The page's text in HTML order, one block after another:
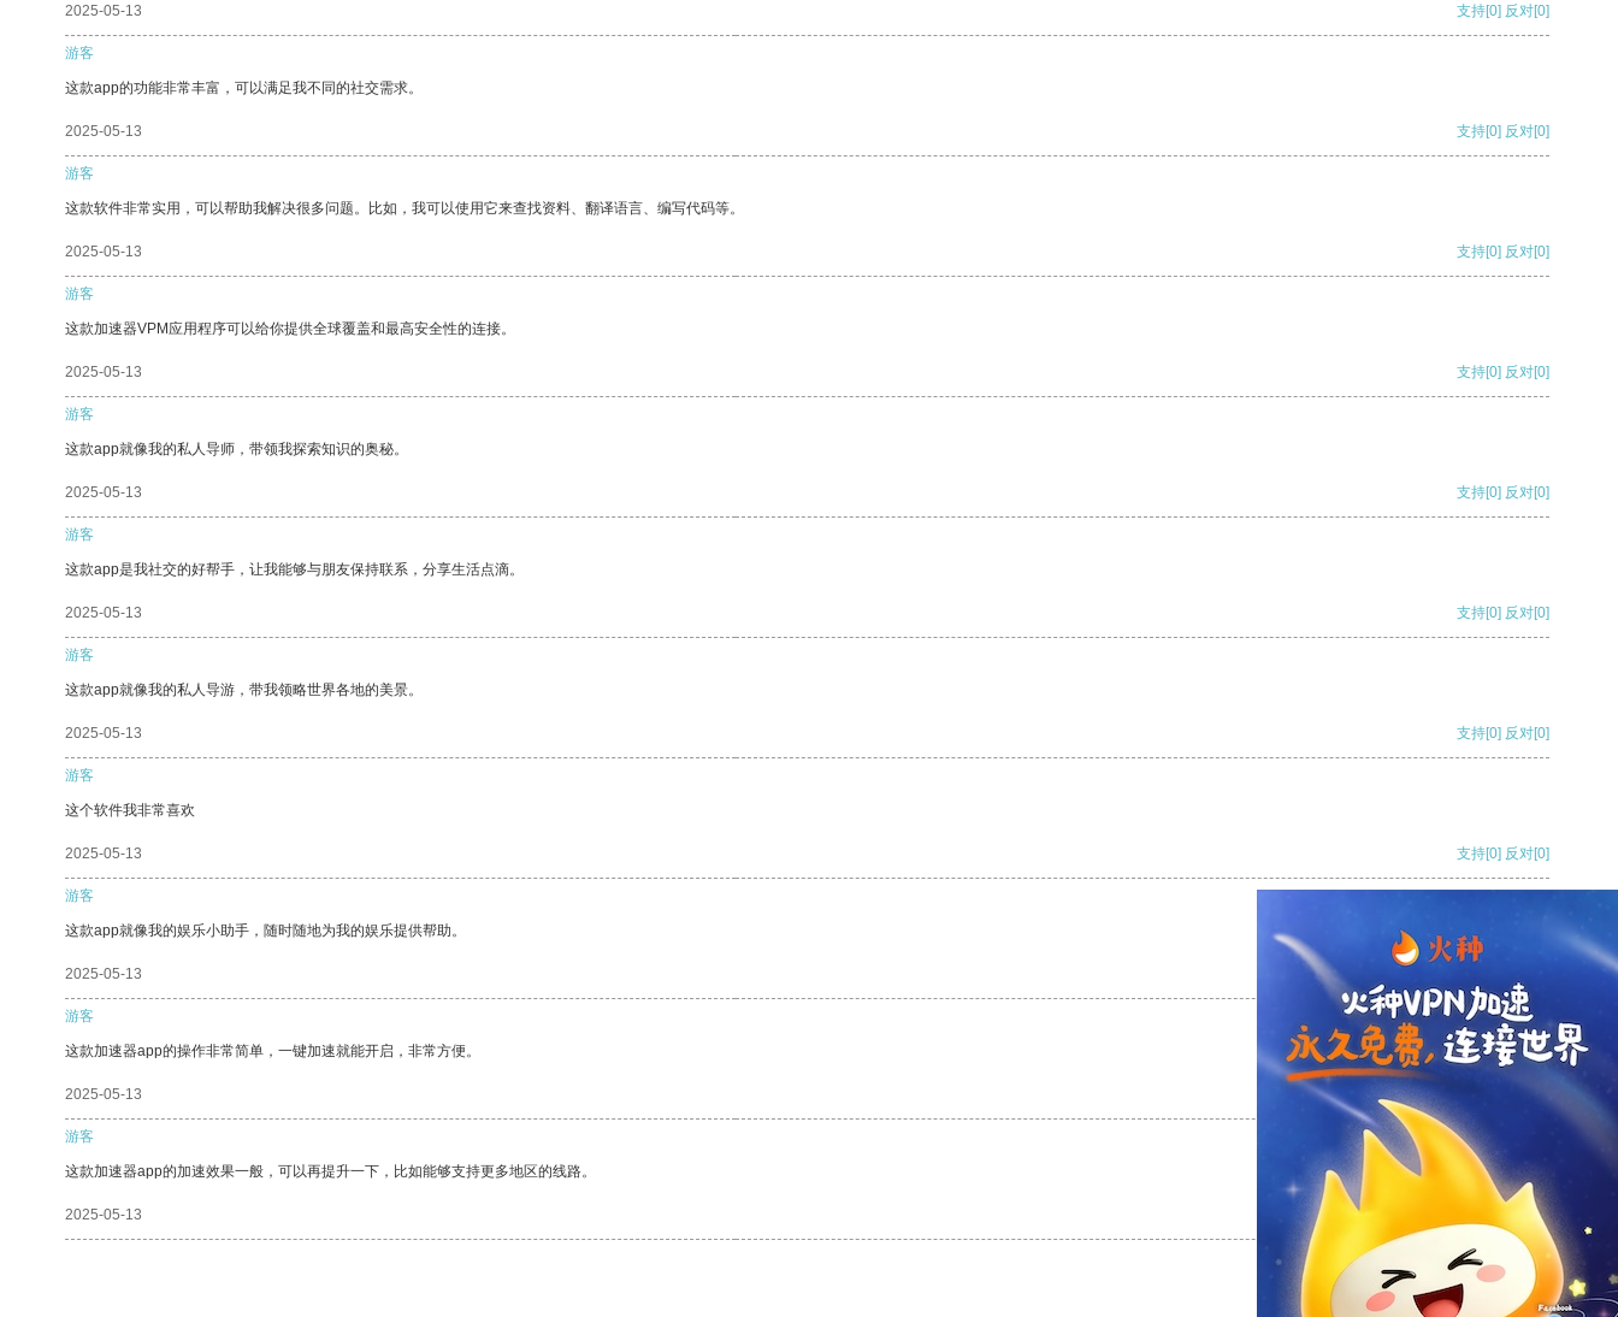
2025-05-13 支持[0] 反对[0]
游客
这款app的功能非常丰富，可以满足我不同的社交需求。
2025-05-13 支持[0] 反对[0]
游客
这款软件非常实用，可以帮助我解决很多问题。比如，我可以使用它来查找资料、翻译语言、编写代码等。
2025-05-13 支持[0] 反对[0]
游客
这款加速器VPM应用程序可以给你提供全球覆盖和最高安全性的连接。
2025-05-13 支持[0] 反对[0]
游客
这款app就像我的私人导师，带领我探索知识的奥秘。
2025-05-13 支持[0] 反对[0]
游客
这款app是我社交的好帮手，让我能够与朋友保持联系，分享生活点滴。
2025-05-13 支持[0] 反对[0]
游客
这款app就像我的私人导游，带我领略世界各地的美景。
2025-05-13 支持[0] 反对[0]
游客
这个软件我非常喜欢
2025-05-13 支持[0] 反对[0]
游客
这款app就像我的娱乐小助手，随时随地为我的娱乐提供帮助。
2025-05-13
游客
这款加速器app的操作非常简单，一键加速就能开启，非常方便。
2025-05-13 反对
游客
这款加速器app的加速效果一般，可以再提升一下，比如能够支持更多地区的线路。
2025-05-13 反对[0]